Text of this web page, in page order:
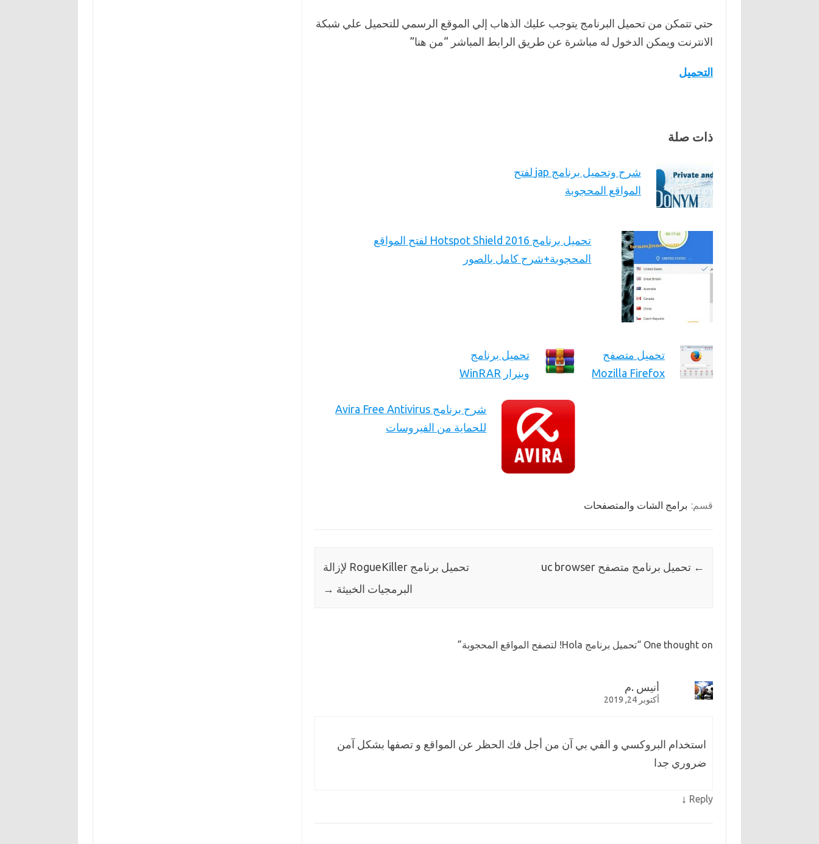
حتي تتمكن من تحميل البرنامج يتوجب عليك الذهاب إلي الموقع الرسمي للتحميل علي شبكة
الانترنت ويمكن الدخول له مباشرة عن طريق الرابط المباشر “من هنا”
التحميل
ذات صلة
شرح وتحميل برنامج jap لفتح
المواقع المحجوبة
تحميل برنامج Hotspot Shield 2016 لفتح المواقع
المحجوبة+شرح كامل بالصور
تحميل متصفح
Mozilla Firefox
تحميل برنامج
وينرار WinRAR
شرح برنامج Avira Free Antivirus
للحماية من الفيروسات
قسم: برامج الشات والمتصفحات
← تحميل برنامج متصفح uc browser
تحميل برنامج RogueKiller ﻹزالة
البرمجيات الخبيثة →
One thought on “ تحميل برنامج Hola! لتصفح المواقع المحجوبة ”
أنيس .م
أكتوبر 24, 2019
استخدام البروكسي و الفي بي آن من أجل فك الحظر عن المواقع و تصفها بشكل آمن
ضروري جدا
Reply
↓